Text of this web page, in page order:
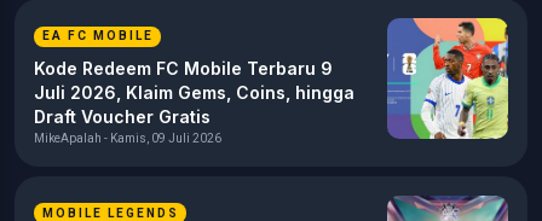
EA FC MOBILE
Kode Redeem FC Mobile Terbaru 9
Juli 2026, Klaim Gems, Coins, hingga
Draft Voucher Gratis
MikeApalah - Kamis, 09 Juli 2026
MOBILE LEGENDS